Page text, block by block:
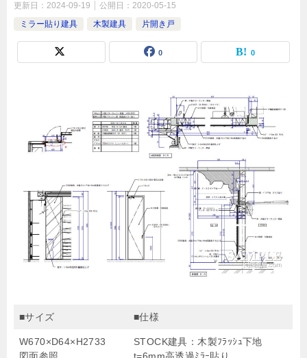
更新日： 2024-09-19 公開日： 2020-05-15
ミラー貼り建具
木製建具 片開き戸
0 0
■サイズ ■仕様
W670×D64×H2733
図面参照
STOCK建具：木製ﾌﾗｯｼｭ下地
t=6mm高透過ﾐﾗｰ貼り